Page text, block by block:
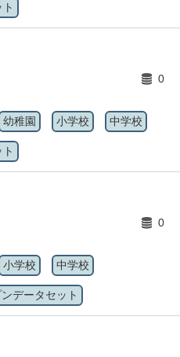
0
幼稚園 小学校 中学校
0
小学校 中学校
データセット